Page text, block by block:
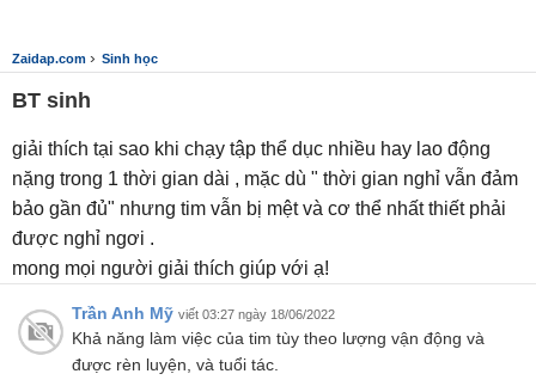
Zaidap.com › Sinh học
BT sinh
giải thích tại sao khi chạy tập thể dục nhiều hay lao động
nặng trong 1 thời gian dài , mặc dù " thời gian nghỉ vẫn đảm
bảo gần đủ" nhưng tim vẫn bị mệt và cơ thể nhất thiết phải
được nghỉ ngơi .
mong mọi người giải thích giúp với ạ!
Trần Anh Mỹ viết 03:27 ngày 18/06/2022
Khả năng làm việc của tim tùy theo lượng vận động và
được rèn luyện, và tuổi tác.